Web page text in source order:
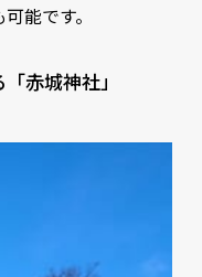
能です。
赤城神社」